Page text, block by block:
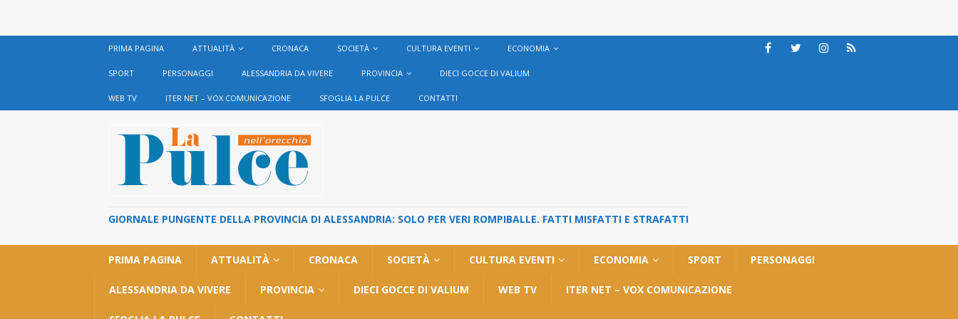
PRIMA PAGINA ATTUALITÀ CRONACA SOCIETÀ CULTURA EVENTI ECONOMIA
SPORT PERSONAGGI ALESSANDRIA DA VIVERE PROVINCIA DIECI GOCCE DI VALIUM
WEB TV ITER NET – VOX COMUNICAZIONE SFOGLIA LA PULCE CONTATTI
GIORNALE PUNGENTE DELLA PROVINCIA DI ALESSANDRIA: SOLO PER VERI ROMPIBALLE. FATTI MISFATTI E STRAFATTI
PRIMA PAGINA ATTUALITÀ CRONACA SOCIETÀ CULTURA EVENTI ECONOMIA SPORT PERSONAGGI
ALESSANDRIA DA VIVERE PROVINCIA DIECI GOCCE DI VALIUM WEB TV ITER NET – VOX COMUNICAZIONE